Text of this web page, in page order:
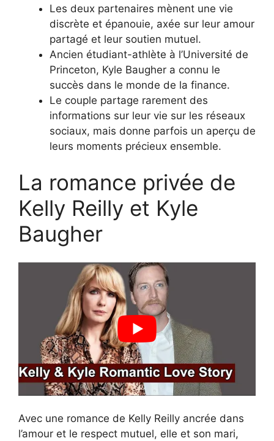
Les deux partenaires mènent une vie
discrète et épanouie, axée sur leur amour
partagé et leur soutien mutuel.
Ancien étudiant-athlète à l’Université de
Princeton, Kyle Baugher a connu le
succès dans le monde de la finance.
Le couple partage rarement des
informations sur leur vie sur les réseaux
sociaux, mais donne parfois un aperçu de
leurs moments précieux ensemble.
La romance privée de
Kelly Reilly et Kyle
Baugher
Avec une romance de Kelly Reilly ancrée dans
l’amour et le respect mutuel, elle et son mari,